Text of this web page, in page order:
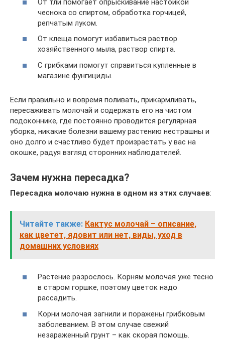
чеснока со спиртом, обработка горчицей,
репчатым луком.
От клеща помогут избавиться раствор
хозяйственного мыла, раствор спирта.
С грибками помогут справиться купленные в
магазине фунгициды.
Если правильно и вовремя поливать, прикармливать,
пересаживать молочай и содержать его на чистом
подоконнике, где постоянно проводится регулярная
уборка, никакие болезни вашему растению нестрашны и
оно долго и счастливо будет произрастать у вас на
окошке, радуя взгляд сторонних наблюдателей.
Зачем нужна пересадка?
Пересадка молочаю нужна в одном из этих случаев:
Читайте также: Кактус молочай – описание,
как цветет, ядовит или нет, виды, уход в
домашних условиях
Растение разрослось. Корням молочая уже тесно
в старом горшке, поэтому цветок надо
рассадить.
Корни молочая загнили и поражены грибковым
заболеванием. В этом случае свежий
незараженный грунт – как скорая помощь.